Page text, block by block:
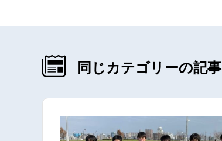
同じカテゴリーの記事